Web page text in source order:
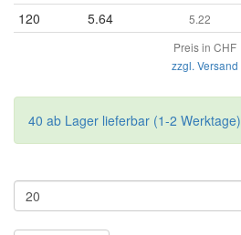
120 5.64 5.22
Preis in CHF
zzgl. Versand
40 ab Lager lieferbar (1-2 Werktage)